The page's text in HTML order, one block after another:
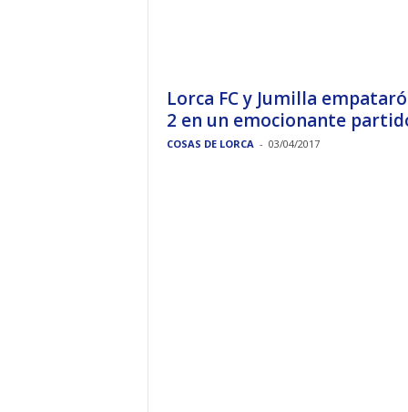
Lorca FC y Jumilla
2 en un emocionante
COSAS DE LORCA - 03/04/2017